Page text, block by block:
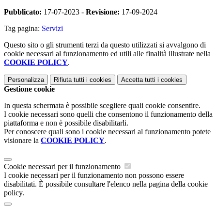
Pubblicato: 17-07-2023 - Revisione: 17-09-2024
Tag pagina: Servizi
Questo sito o gli strumenti terzi da questo utilizzati si avvalgono di
cookie necessari al funzionamento ed utili alle finalità illustrate nella
COOKIE POLICY.
Personalizza Rifiuta tutti i cookies Accetta tutti i cookies
Gestione cookie
In questa schermata è possibile scegliere quali cookie consentire.
I cookie necessari sono quelli che consentono il funzionamento della
piattaforma e non è possibile disabilitarli.
Per conoscere quali sono i cookie necessari al funzionamento potete
visionare la COOKIE POLICY.
Cookie necessari per il funzionamento
I cookie necessari per il funzionamento non possono essere
disabilitati. È possibile consultare l'elenco nella pagina della cookie
policy.